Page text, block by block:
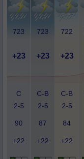
723 723 722
+23 +23 +23
С
2-5
С-В
2-5
С-В
2-5
90 87 84
+22 +22 +22